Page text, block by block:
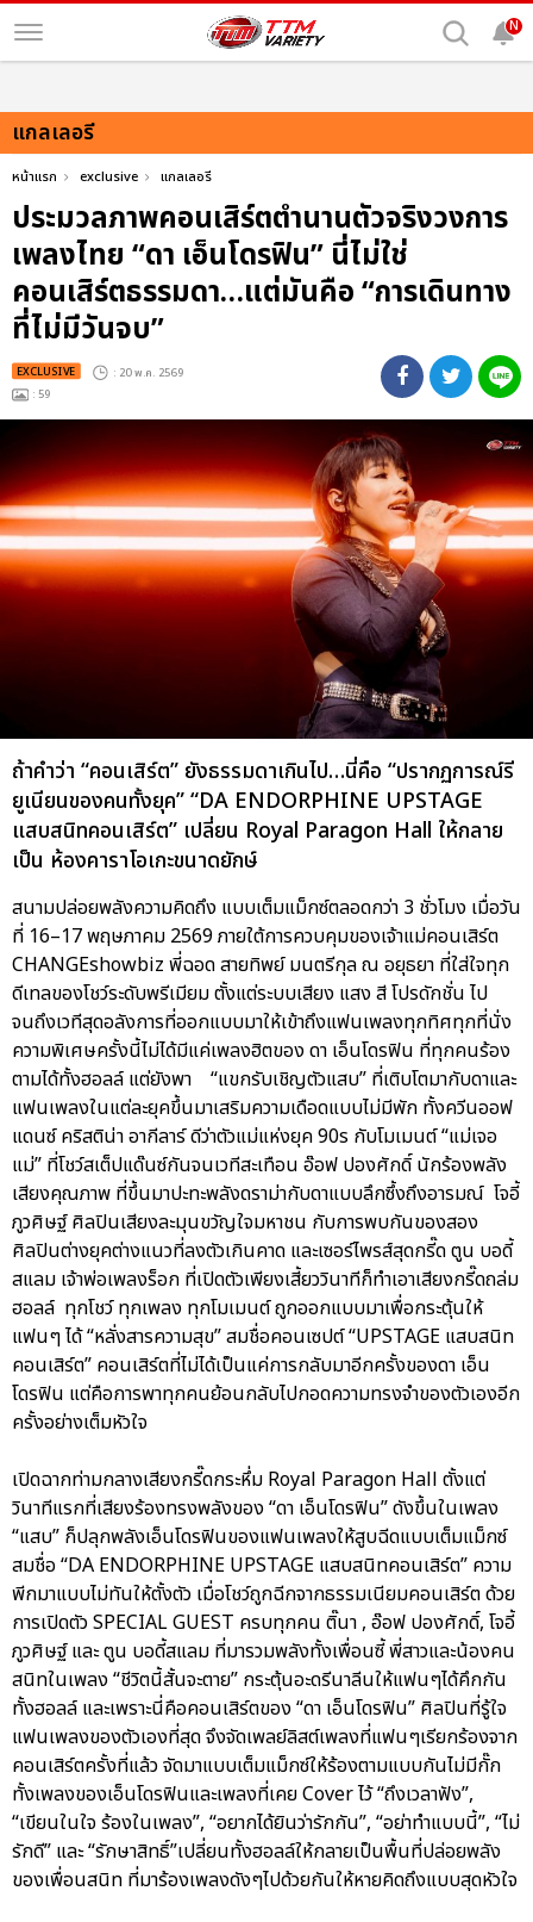
N
แกลเลอรี
หน้าแรก exclusive แกลเลอรี
ประมวลภาพคอนเสิร์ตตำนานตัวจริงวงการ
เพลงไทย “ดา เอ็นโดรฟิน” นี่ไม่ใช่
คอนเสิร์ตธรรมดา…แต่มันคือ “การเดินทาง
ที่ไม่มีวันจบ”
EXCLUSIVE : 20 พ.ค. 2569
: 59
ถ้าคำว่า “คอนเสิร์ต” ยังธรรมดาเกินไป…นี่คือ “ปรากฏการณ์รี
ยูเนียนของคนทั้งยุค” “DA ENDORPHINE UPSTAGE
แสบสนิทคอนเสิร์ต” เปลี่ยน Royal Paragon Hall ให้กลาย
เป็น ห้องคาราโอเกะขนาดยักษ์
สนามปล่อยพลังความคิดถึง แบบเต็มแม็กซ์ตลอดกว่า 3 ชั่วโมง เมื่อวัน
ที่ 16–17 พฤษภาคม 2569 ภายใต้การควบคุมของเจ้าแม่คอนเสิร์ต
CHANGEshowbiz พี่ฉอด สายทิพย์ มนตรีกุล ณ อยุธยา ที่ใส่ใจทุก
ดีเทลของโชว์ระดับพรีเมียม ตั้งแต่ระบบเสียง แสง สี โปรดักชั่น ไป
จนถึงเวทีสุดอลังการที่ออกแบบมาให้เข้าถึงแฟนเพลงทุกทิศทุกที่นั่ง
ความพิเศษครั้งนี้ไม่ได้มีแค่เพลงฮิตของ ดา เอ็นโดรฟิน ที่ทุกคนร้อง
ตามได้ทั้งฮอลล์ แต่ยังพา “แขกรับเชิญตัวแสบ” ที่เติบโตมากับดาและ
แฟนเพลงในแต่ละยุคขึ้นมาเสริมความเดือดแบบไม่มีพัก ทั้งควีนออฟ
แดนซ์ คริสติน่า อากีลาร์ ดีว่าตัวแม่แห่งยุค 90s กับโมเมนต์ “แม่เจอ
แม่” ที่โชว์สเต็ปแด๊นซ์กันจนเวทีสะเทือน อ๊อฟ ปองศักดิ์ นักร้องพลัง
เสียงคุณภาพ ที่ขึ้นมาปะทะพลังดราม่ากับดาแบบลึกซึ้งถึงอารมณ์ โจอี้
ภูวศิษฐ์ ศิลปินเสียงละมุนขวัญใจมหาชน กับการพบกันของสอง
ศิลปินต่างยุคต่างแนวที่ลงตัวเกินคาด และเซอร์ไพรส์สุดกรี๊ด ตูน บอดี้
สแลม เจ้าพ่อเพลงร็อก ที่เปิดตัวเพียงเสี้ยววินาทีก็ทำเอาเสียงกรี๊ดถล่ม
ฮอลล์ ทุกโชว์ ทุกเพลง ทุกโมเมนต์ ถูกออกแบบมาเพื่อกระตุ้นให้
แฟนๆ ได้ “หลั่งสารความสุข” สมชื่อคอนเซปต์ “UPSTAGE แสบสนิท
คอนเสิร์ต” คอนเสิร์ตที่ไม่ได้เป็นแค่การกลับมาอีกครั้งของดา เอ็น
โดรฟิน แต่คือการพาทุกคนย้อนกลับไปกอดความทรงจำของตัวเองอีก
ครั้งอย่างเต็มหัวใจ
เปิดฉากท่ามกลางเสียงกรี๊ดกระหึ่ม Royal Paragon Hall ตั้งแต่
วินาทีแรกที่เสียงร้องทรงพลังของ “ดา เอ็นโดรฟิน” ดังขึ้นในเพลง
“แสบ” ก็ปลุกพลังเอ็นโดรฟินของแฟนเพลงให้สูบฉีดแบบเต็มแม็กซ์
สมชื่อ “DA ENDORPHINE UPSTAGE แสบสนิทคอนเสิร์ต” ความ
พีกมาแบบไม่ทันให้ตั้งตัว เมื่อโชว์ถูกฉีกจากธรรมเนียมคอนเสิร์ต ด้วย
การเปิดตัว SPECIAL GUEST ครบทุกคน ติ๊นา , อ๊อฟ ปองศักดิ์, โจอี้
ภูวศิษฐ์ และ ตูน บอดี้สแลม ที่มารวมพลังทั้งเพื่อนซี้ พี่สาวและน้องคน
สนิทในเพลง “ชีวิตนี้สั้นจะตาย” กระตุ้นอะดรีนาลีนให้แฟนๆได้คึกกัน
ทั้งฮอลล์ และเพราะนี่คือคอนเสิร์ตของ “ดา เอ็นโดรฟิน” ศิลปินที่รู้ใจ
แฟนเพลงของตัวเองที่สุด จึงจัดเพลย์ลิสต์เพลงที่แฟนๆเรียกร้องจาก
คอนเสิร์ตครั้งที่แล้ว จัดมาแบบเต็มแม็กซ์ให้ร้องตามแบบกันไม่มีกั๊ก
ทั้งเพลงของเอ็นโดรฟินและเพลงที่เคย Cover ไว้ “ถึงเวลาฟัง”,
“เขียนในใจ ร้องในเพลง”, “อยากได้ยินว่ารักกัน”, “อย่าทำแบบนี้”, “ไม่
รักดี” และ “รักษาสิทธิ์”เปลี่ยนทั้งฮอลล์ให้กลายเป็นพื้นที่ปล่อยพลัง
ของเพื่อนสนิท ที่มาร้องเพลงดังๆไปด้วยกันให้หายคิดถึงแบบสุดหัวใจ